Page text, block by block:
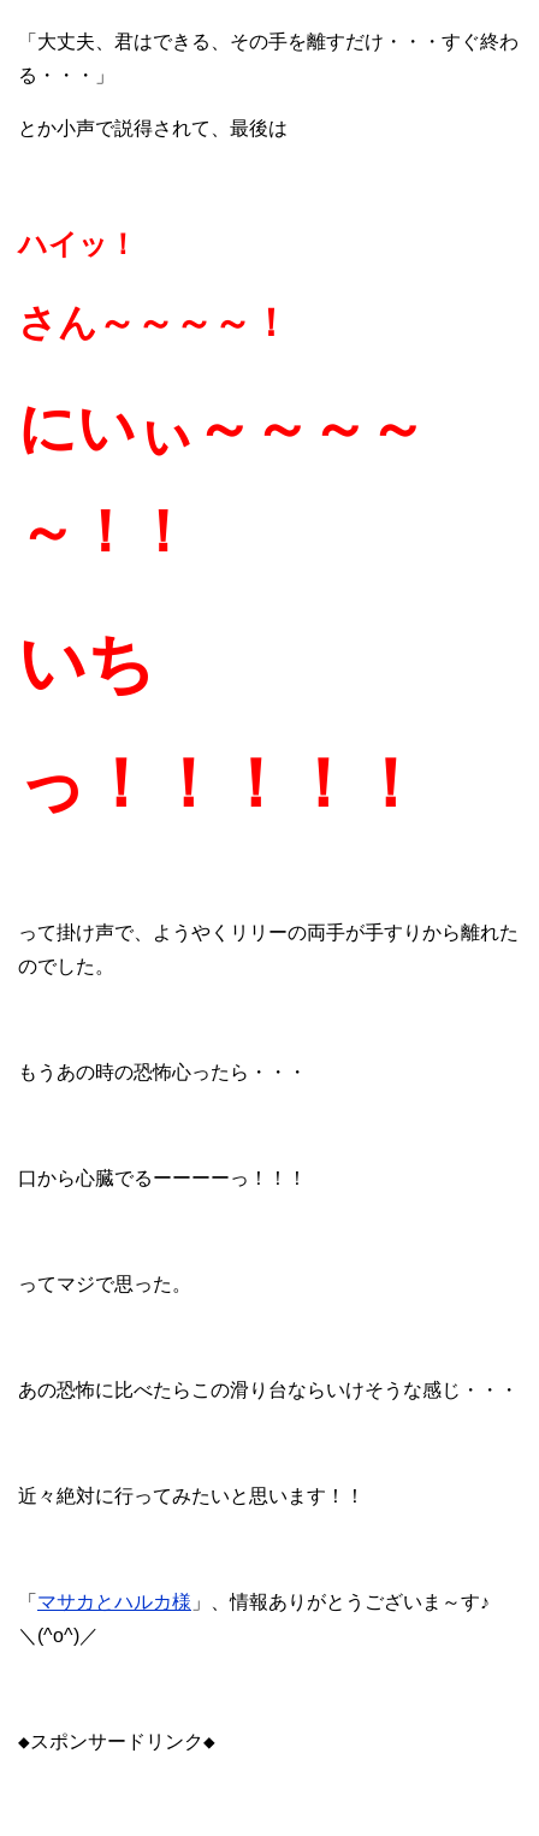
「大丈夫、君はできる、その手を離すだけ・・・すぐ終わ
る・・・」
とか小声で説得されて、最後は
ハイッ！
さん～～～～！
にいぃ～～～～
～！！
いち
っ！！！！！
って掛け声で、ようやくリリーの両手が手すりから離れた
のでした。
もうあの時の恐怖心ったら・・・
口から心臓でるーーーーっ！！！
ってマジで思った。
あの恐怖に比べたらこの滑り台ならいけそうな感じ・・・
近々絶対に行ってみたいと思います！！
「 マサカとハルカ様 」、情報ありがとうございま～す♪
＼(^o^)／
◆スポンサードリンク◆